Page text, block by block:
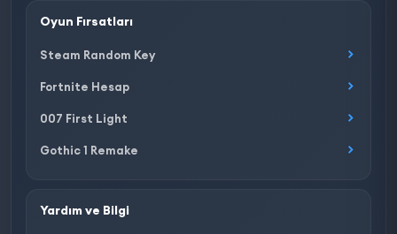
Oyun Fırsatları
Steam Random Key
Fortnite Hesap
007 First Light
Gothic 1 Remake
Yardım ve Bilgi